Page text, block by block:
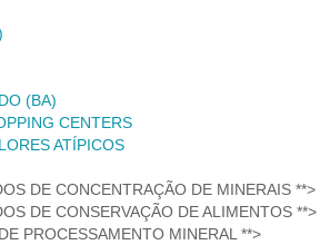
(BA)
CENTERS
ATÍPICOS
DE CONCENTRAÇÃO DE MINERAIS **
DE CONSERVAÇÃO DE ALIMENTOS **
PROCESSAMENTO MINERAL **